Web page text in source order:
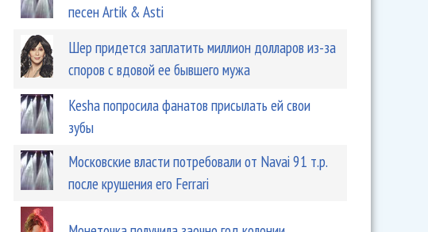
песен Artik & Asti
Шер придется заплатить миллион долларов из-за
споров с вдовой ее бывшего мужа
Kesha попросила фанатов присылать ей свои
зубы
Московские власти потребовали от Navai 91 т.р.
после крушения его Ferrari